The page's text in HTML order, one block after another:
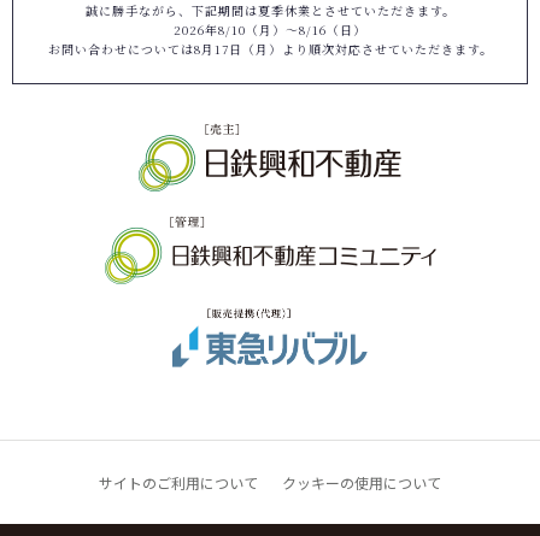
誠に勝手ながら、下記期間は夏季休業とさせていただきます。
2026年8/10（月）～8/16（日）
お問い合わせについては8月17日（月）より順次対応させていただきます。
サイトのご利用について クッキーの使用について